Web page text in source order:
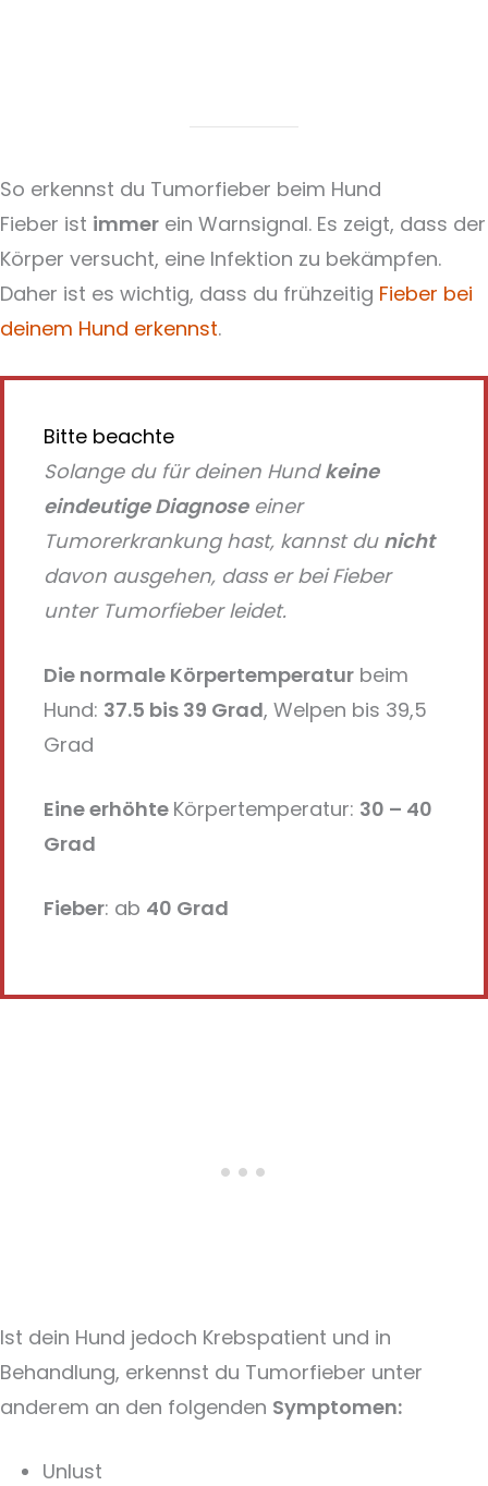
So erkennst du Tumorfieber beim Hund
Fieber ist immer ein Warnsignal. Es zeigt, dass der
Körper versucht, eine Infektion zu bekämpfen.
Daher ist es wichtig, dass du frühzeitig Fieber bei
deinem Hund erkennst.
Bitte beachte
Solange du für deinen Hundkeine
eindeutige Diagnoseeiner
Tumorerkrankung hast, kannst du nicht
davon ausgehen, dass er bei Fieber
unter Tumorfieber leidet.
Die normale Körpertemperatur beim
Hund: 37.5 bis 39 Grad, Welpen bis 39,5
Grad
Eine erhöhte Körpertemperatur: 30 – 40
Grad
Fieber: ab 40 Grad
Ist dein Hund jedoch Krebspatient und in
Behandlung, erkennst du Tumorfieber unter
anderem an den folgenden Symptomen:
Unlust